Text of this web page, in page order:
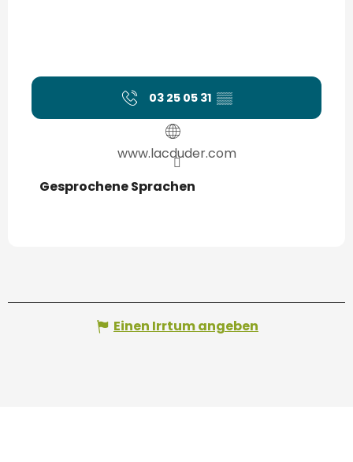
03 25 05 31 ▒▒
www.lacduder.com
Gesprochene Sprachen
Gesprochene Sprachen
Einen Irrtum angeben